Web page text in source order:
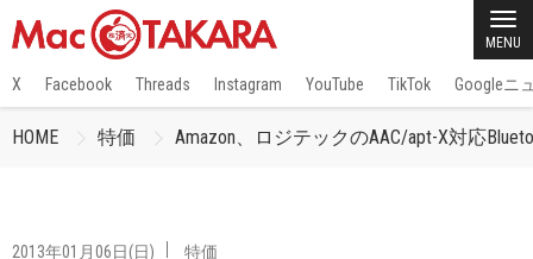
MENU
X Facebook Threads Instagram YouTube TikTok Googleニ
HOME 特価 Amazon、ロジテックのAAC/apt-X対応
2013年01月06日(日) 特価